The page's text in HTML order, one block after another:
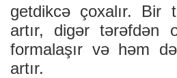
getdikcə çoxalır. Bir
artır, digər tərəfdən
formalaşır və həm
artır.